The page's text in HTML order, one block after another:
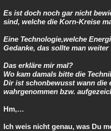
Es ist doch noch gar nicht
sind, welche die Korn-Kreise
Eine Technologie,welche
Gedanke, das sollte man weiter
Das erkläre mir mal?
Wo kam damals bitte die
Dir ist schonbewusst wann die
wahrgenommen bzw.
Hm,…
Ich weis nicht genau, was Du